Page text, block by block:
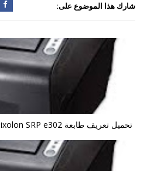
شارك هذا الموضوع على:
تحميل تعريف طابعة Bixolon SRP e302